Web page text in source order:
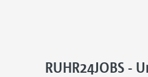
RUHR24JOBS -